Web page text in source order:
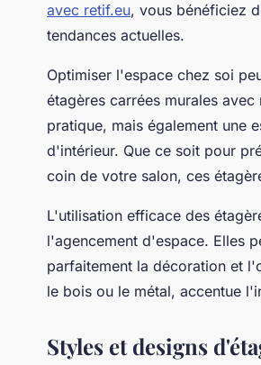
avec retif.eu, vous bénéficiez
tendances actuelles.
Optimiser l'espace chez soi
étagères carrées murales
pratique, mais également une
d'intérieur. Que ce soit pour
coin de votre salon, ces
L'utilisation efficace des
l'agencement d'espace. Elles
parfaitement la décoration et
le bois ou le métal, accentue
Styles et designs